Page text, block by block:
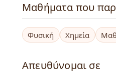
Μαθήματα που
Φυσική Χημεία
Απευθύνομαι σε